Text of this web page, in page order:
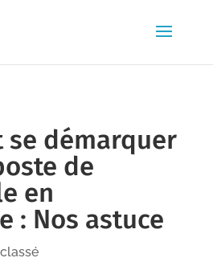
se démarquer
de
en
: Nos astuce